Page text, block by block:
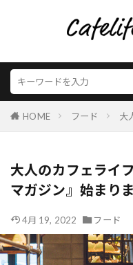
HOME フード 大
大人のカフェライ
マガジン』始まりま
4月 19, 2022 フード